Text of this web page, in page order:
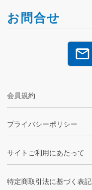
お問合せ
会員規約
プライバシーポリシー
サイトご利用にあたって
特定商取引法に基づく表記